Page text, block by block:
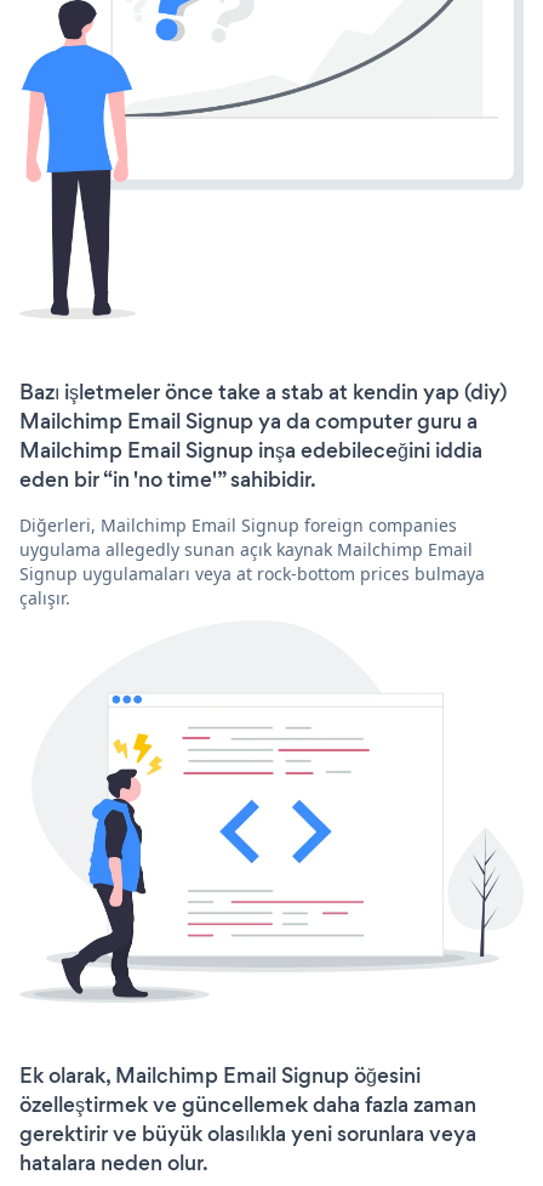
Bazı işletmeler önce take a stab at kendin yap (diy)
Mailchimp Email Signup ya da computer guru a
Mailchimp Email Signup inşa edebileceğini iddia
eden bir “in 'no time'” sahibidir.
Diğerleri, Mailchimp Email Signup foreign companies
uygulama allegedly sunan açık kaynak Mailchimp Email
Signup uygulamaları veya at rock-bottom prices bulmaya
çalışır.
Ek olarak, Mailchimp Email Signup öğesini
özelleştirmek ve güncellemek daha fazla zaman
gerektirir ve büyük olasılıkla yeni sorunlara veya
hatalara neden olur.